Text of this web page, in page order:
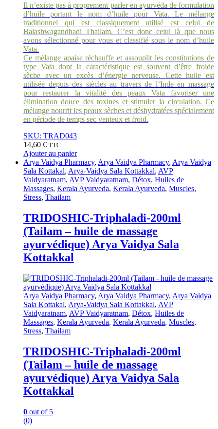
Il n’existe pas à proprement parler en ayurvéda de formulation
d’huile portant le nom d’huile pour Vata. Le mélange
traditionnel qui est classiquement utilisé est celui de
Balashwagandhadi Thailam. C’est donc celui là que nous
avons sélectionné pour vous et classifié sous le nom d’huile
Vata.
Ce mélange apaise réchauffe et assouplit les constitutions de
type Vata dont la caractéristique est souvent d’être froide
sèche avec un excès d’énergie nerveuse. Cette huile est
utilisée depuis des siècles au travers de l’Inde en massage
pour restaurer la vitalité des peaux Vata favoriser une
élimination douce des toxines et stimuler la circulation. Ce
mélange nourrit les peaux sèches et déshydratées spécialement
en période de temps sec venteux et froid.
SKU: TRAD043
14,60 € TTC
Ajouter au panier
Arya Vaidya Pharmacy, Arya Vaidya Pharmacy, Arya Vaidya
Sala Kottakal, Arya-Vaidya Sala Kottakkal, AVP
Vaidyaratnam, AVP Vaidyaratnam, Détox, Huiles de
Massages, Kerala Ayurveda, Kerala Ayurveda, Muscles,
Stress, Thailam
TRIDOSHIC-Triphaladi-200ml
(Tailam – huile de massage
ayurvédique) Arya Vaidya Sala
Kottakkal
Arya Vaidya Pharmacy, Arya Vaidya Pharmacy, Arya Vaidya
Sala Kottakal, Arya-Vaidya Sala Kottakkal, AVP
Vaidyaratnam, AVP Vaidyaratnam, Détox, Huiles de
Massages, Kerala Ayurveda, Kerala Ayurveda, Muscles,
Stress, Thailam
TRIDOSHIC-Triphaladi-200ml
(Tailam – huile de massage
ayurvédique) Arya Vaidya Sala
Kottakkal
0 out of 5
(0)